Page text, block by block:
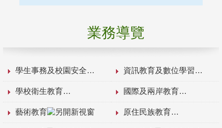
業務導覽
學生事務及校園安全 資訊教育及數位學習
學校衛生教育 國際及兩岸教育
藝術教育 原住民族教育